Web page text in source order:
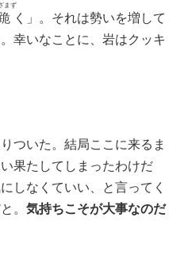
まず
く」。それは勢いを増して
幸いなことに、岩はクッキ
ついた。結局ここに来るま
果たしてしまったわけだ
しなくていい、と言ってく
。 気持ちこそが大事なのだ